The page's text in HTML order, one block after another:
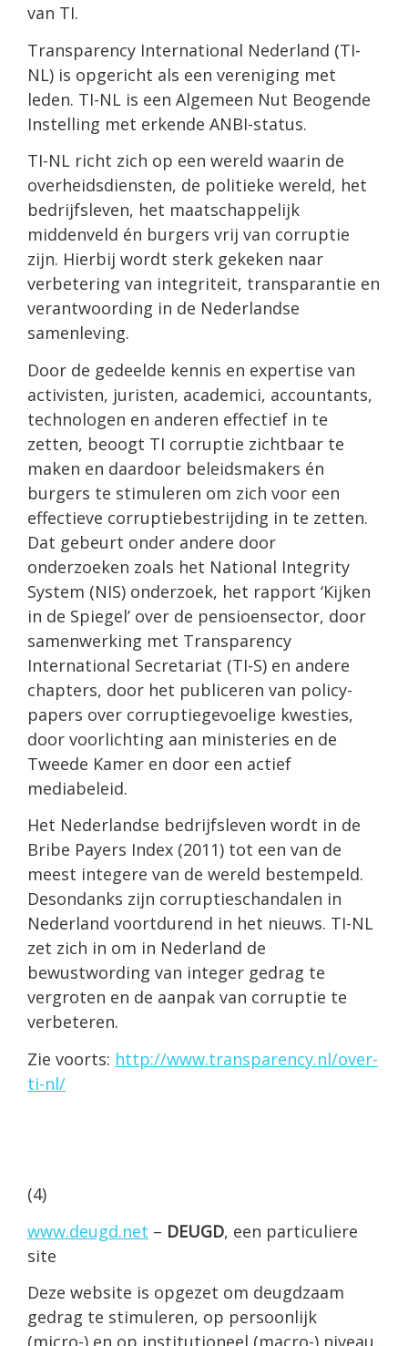
van TI.
Transparency International Nederland (TI-
NL) is opgericht als een vereniging met
leden. TI-NL is een Algemeen Nut Beogende
Instelling met erkende ANBI-status.
TI-NL richt zich op een wereld waarin de
overheidsdiensten, de politieke wereld, het
bedrijfsleven, het maatschappelijk
middenveld én burgers vrij van corruptie
zijn. Hierbij wordt sterk gekeken naar
verbetering van integriteit, transparantie en
verantwoording in de Nederlandse
samenleving.
Door de gedeelde kennis en expertise van
activisten, juristen, academici, accountants,
technologen en anderen effectief in te
zetten, beoogt TI corruptie zichtbaar te
maken en daardoor beleidsmakers én
burgers te stimuleren om zich voor een
effectieve corruptiebestrijding in te zetten.
Dat gebeurt onder andere door
onderzoeken zoals het National Integrity
System (NIS) onderzoek, het rapport ‘Kijken
in de Spiegel’ over de pensioensector, door
samenwerking met Transparency
International Secretariat (TI-S) en andere
chapters, door het publiceren van policy-
papers over corruptiegevoelige kwesties,
door voorlichting aan ministeries en de
Tweede Kamer en door een actief
mediabeleid.
Het Nederlandse bedrijfsleven wordt in de
Bribe Payers Index (2011) tot een van de
meest integere van de wereld bestempeld.
Desondanks zijn corruptieschandalen in
Nederland voortdurend in het nieuws. TI-NL
zet zich in om in Nederland de
bewustwording van integer gedrag te
vergroten en de aanpak van corruptie te
verbeteren.
Zie voorts: http://www.transparency.nl/over-
ti-nl/
(4)
www.deugd.net – DEUGD, een particuliere
site
Deze website is opgezet om deugdzaam
gedrag te stimuleren, op persoonlijk
(micro-) en op institutioneel (macro-) niveau.